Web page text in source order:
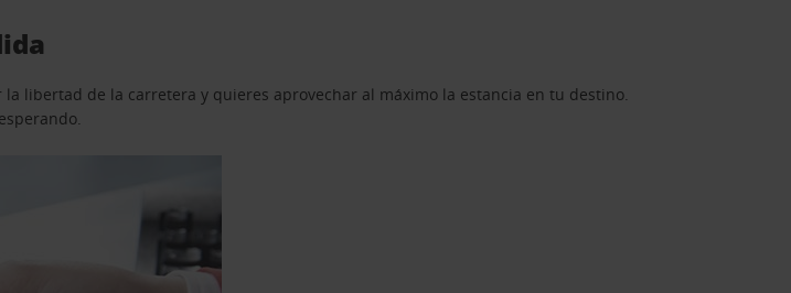
libertad de la carretera y quieres aprovechar al máximo la estancia en tu destino.